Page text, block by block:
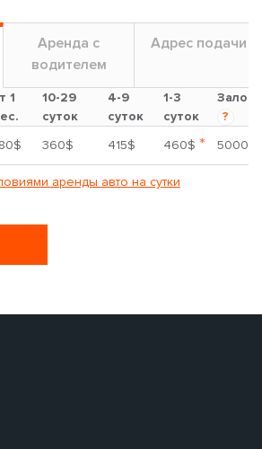
Аренда с
водителем
Адрес подачи
1
10-29
суток
4-9
суток
1-3
суток
Залог
?
360$ 415$ 460$ * 5000$
аренды авто на сутки